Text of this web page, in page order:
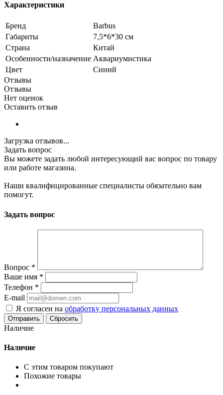
Характеристики
Бренд
Barbus
Габариты
7,5*6*30 см
Страна
Китай
Особенности/назначение Аквариумистика
Цвет
Синий
Отзывы
Отзывы
Нет оценок
Оставить отзыв
Загрузка отзывов...
Задать вопрос
Вы можете задать любой интересующий вас вопрос по товару
или работе магазина.
Наши квалифицированные специалисты обязательно вам
помогут.
Задать вопрос
Вопрос *
Ваше имя *
Телефон *
E-mail
Я согласен на обработку персональных данных
Сбросить
Наличие
Наличие
С этим товаром покупают
Похожие товары